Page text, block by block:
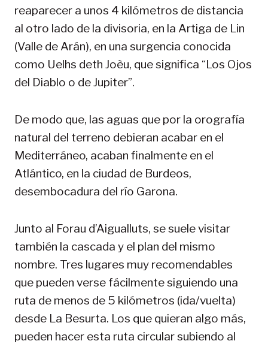
reaparecer a unos 4 kilómetros de distancia
al otro lado de la divisoria, en la Artiga de Lin
(Valle de Arán), en una surgencia conocida
como Uelhs deth Joèu, que significa “Los Ojos
del Diablo o de Jupiter”.
De modo que, las aguas que por la orografía
natural del terreno debieran acabar en el
Mediterráneo, acaban finalmente en el
Atlántico, en la ciudad de Burdeos,
desembocadura del río Garona.
Junto al Forau d’Aigualluts, se suele visitar
también la cascada y el plan del mismo
nombre. Tres lugares muy recomendables
que pueden verse fácilmente siguiendo una
ruta de menos de 5 kilómetros (ida/vuelta)
desde La Besurta. Los que quieran algo más,
pueden hacer esta ruta circular subiendo al